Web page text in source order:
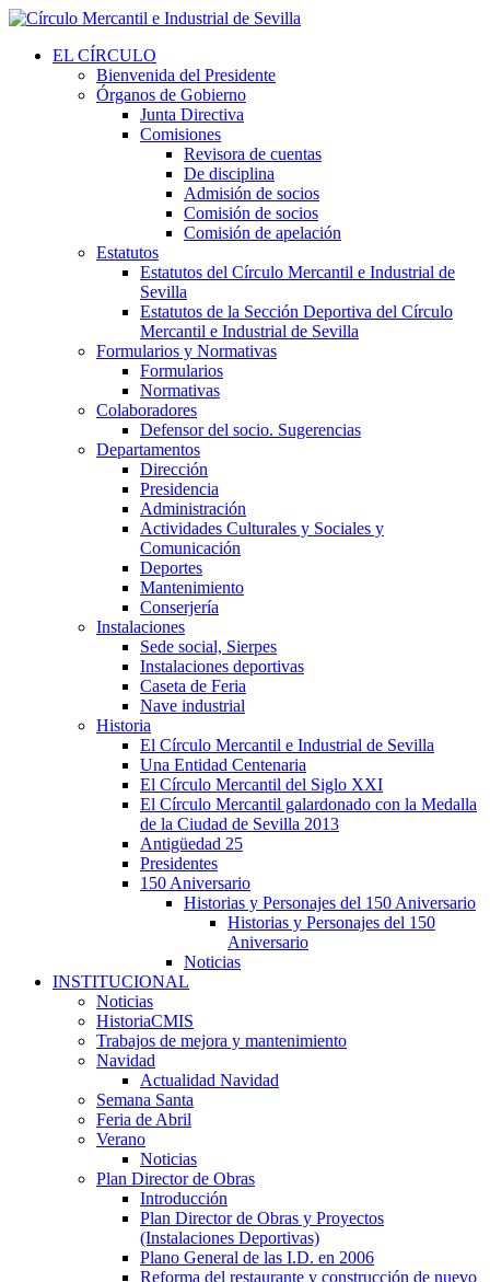
EL CÍRCULO
Bienvenida del Presidente
Órganos de Gobierno
Junta Directiva
Comisiones
Revisora de cuentas
De disciplina
Admisión de socios
Comisión de socios
Comisión de apelación
Estatutos
Estatutos del Círculo Mercantil e Industrial de
Sevilla
Estatutos de la Sección Deportiva del Círculo
Mercantil e Industrial de Sevilla
Formularios y Normativas
Formularios
Normativas
Colaboradores
Defensor del socio. Sugerencias
Departamentos
Dirección
Presidencia
Administración
Actividades Culturales y Sociales y
Comunicación
Deportes
Mantenimiento
Conserjería
Instalaciones
Sede social, Sierpes
Instalaciones deportivas
Caseta de Feria
Nave industrial
Historia
El Círculo Mercantil e Industrial de Sevilla
Una Entidad Centenaria
El Círculo Mercantil del Siglo XXI
El Círculo Mercantil galardonado con la Medalla
de la Ciudad de Sevilla 2013
Antigüedad 25
Presidentes
150 Aniversario
Historias y Personajes del 150 Aniversario
Historias y Personajes del 150
Aniversario
Noticias
INSTITUCIONAL
Noticias
HistoriaCMIS
Trabajos de mejora y mantenimiento
Navidad
Actualidad Navidad
Semana Santa
Feria de Abril
Verano
Noticias
Plan Director de Obras
Introducción
Plan Director de Obras y Proyectos
(Instalaciones Deportivas)
Plano General de las I.D. en 2006
Reforma del restaurante y construcción de nuevo